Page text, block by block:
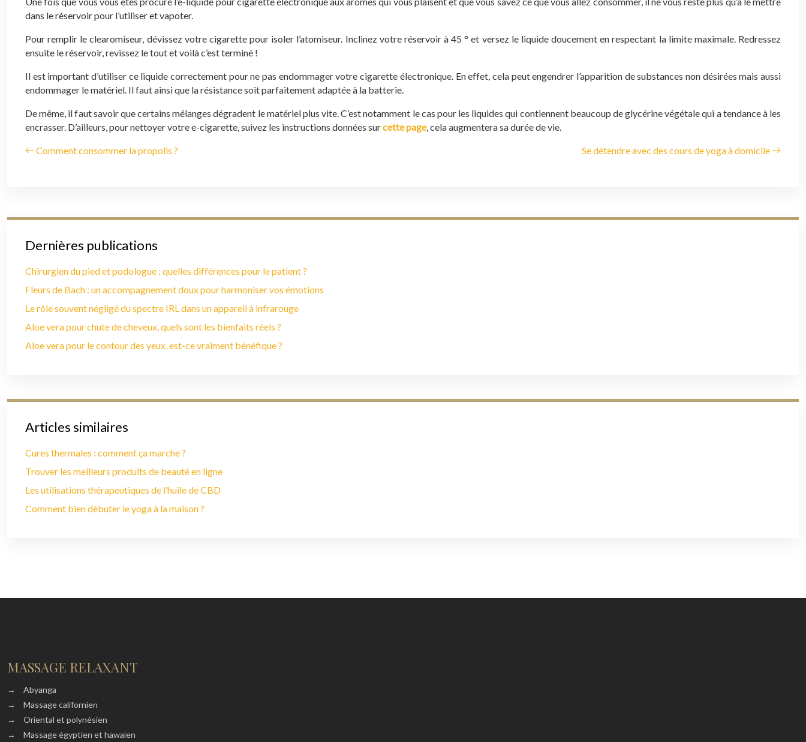
dans le réservoir pour l’utiliser et vapoter.
Pour remplir le clearomiseur, dévissez votre cigarette pour isoler l’atomiseur. Inclinez votre réservoir à 45 ° et versez le liquide doucement en respectant la limite maximale. Redressez
ensuite le réservoir, revissez le tout et voilà c’est terminé !
Il est important d’utiliser ce liquide correctement pour ne pas endommager votre cigarette électronique. En effet, cela peut engendrer l’apparition de substances non désirées mais aussi
endommager le matériel. Il faut ainsi que la résistance soit parfaitement adaptée à la batterie.
De même, il faut savoir que certains mélanges dégradent le matériel plus vite. C’est notamment le cas pour les liquides qui contiennent beaucoup de glycérine végétale qui a tendance à les
encrasser. D’ailleurs, pour nettoyer votre e-cigarette, suivez les instructions données surcette page, cela augmentera sa durée de vie.
Comment consommer la propolis ? Se détendre avec des cours de yoga à domicile
Dernières publications
Chirurgien du pied et podologue : quelles différences pour le patient ?
Fleurs de Bach : un accompagnement doux pour harmoniser vos émotions
Le rôle souvent négligé du spectre IRL dans un appareil à infrarouge
Aloe vera pour chute de cheveux, quels sont les bienfaits réels ?
Aloe vera pour le contour des yeux, est-ce vraiment bénéfique ?
Articles similaires
Cures thermales : comment ça marche ?
Trouver les meilleurs produits de beauté en ligne
Les utilisations thérapeutiques de l’huile de CBD
Comment bien débuter le yoga à la maison ?
MASSAGE RELAXANT
→
Abyanga
→
Massage californien
→
Oriental et polynésien
→
Massage égyptien et hawaïen